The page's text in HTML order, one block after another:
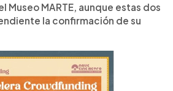
Museo MARTE, aunque estas dos
la confirmación de su